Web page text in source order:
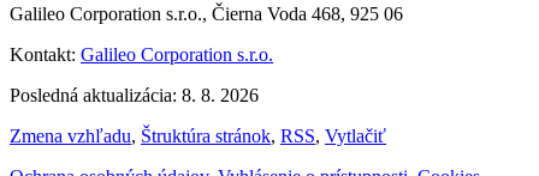
Galileo Corporation s.r.o., Čierna Voda 468, 925 06
Kontakt: Galileo Corporation s.r.o.
Posledná aktualizácia: 8. 8. 2026
Zmena vzhľadu, Štruktúra stránok, RSS, Vytlačiť